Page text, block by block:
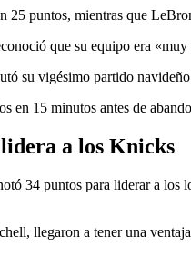
puntos, mientras que
que su equipo era
su vigésimo partido
en 15 minutos antes de
a los Knicks
34 puntos para liderar a
llegaron a tener una